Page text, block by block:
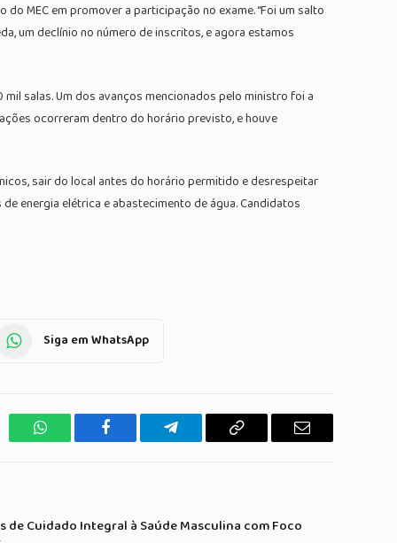
MEC em promover a participação no exame. “Foi um salto
um declínio no número de inscritos, e agora estamos
salas. Um dos avanços mencionados pelo ministro foi a
ocorreram dentro do horário previsto, e houve
sair do local antes do horário permitido e desrespeitar
energia elétrica e abastecimento de água. Candidatos
Siga em WhatsApp
WhatsAppFacebook TelegramaCopiar
E-
de Cuidado Integral à Saúde Masculina com Foco